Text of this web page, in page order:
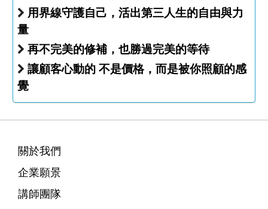
用界線守護自己，活出第三人生的自由與力
量
再不完美的修補，也勝過完美的等待
讓顧客心動的 不是價格，而是被你照顧的感
覺
關於我們
企業願景
講師團隊